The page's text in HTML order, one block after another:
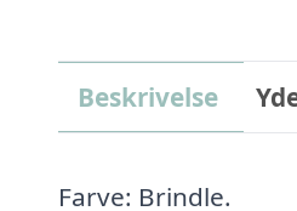
Beskrivelse
Farve: Brindle.